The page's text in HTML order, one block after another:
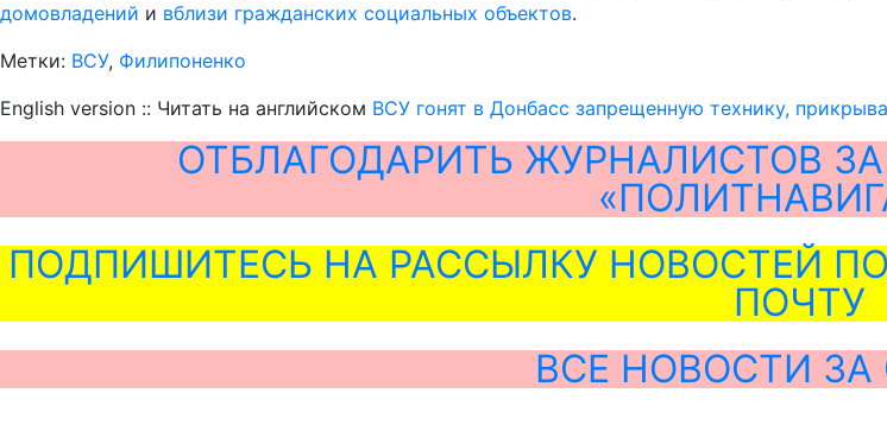
домовладений и вблизи гражданских социальных объектов.
Метки: ВСУ, Филипоненко
English version :: Читать на английском ВСУ гонят в Донбасс запрещенную технику,
ОТБЛАГОДАРИТЬ ЖУРНАЛИСТОВ
ПОДПИШИТЕСЬ НА РАССЫЛКУ НОВОСТЕЙ
ПОЧТУ
ВСЕ НОВОСТИ ЗА